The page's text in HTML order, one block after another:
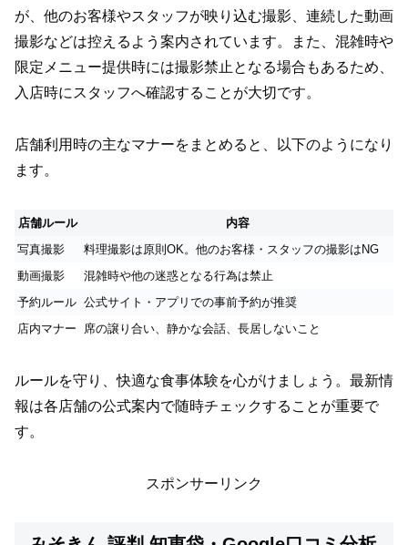
が、他のお客様やスタッフが映り込む撮影、連続した動画
撮影などは控えるよう案内されています。また、混雑時や
限定メニュー提供時には撮影禁止となる場合もあるため、
入店時にスタッフへ確認することが大切です。
店舗利用時の主なマナーをまとめると、以下のようになり
ます。
店舗ルール
内容
写真撮影
料理撮影は原則OK。他のお客様・スタッフの撮影はNG
動画撮影
混雑時や他の迷惑となる行為は禁止
予約ルール 公式サイト・アプリでの事前予約が推奨
店内マナー
席の譲り合い、静かな会話、長居しないこと
ルールを守り、快適な食事体験を心がけましょう。最新情
報は各店舗の公式案内で随時チェックすることが重要で
す。
スポンサーリンク